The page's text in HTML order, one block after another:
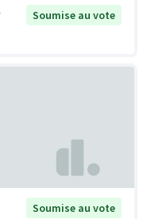
Soumise au vote
Soumise au vote